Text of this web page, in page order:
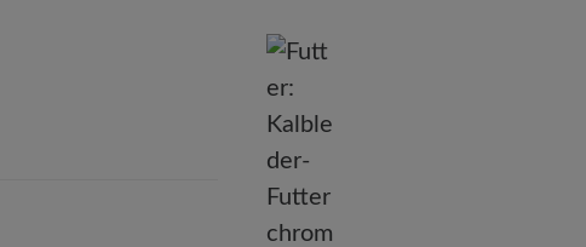
Str. 15/1, 74321 Bietigheim-Bissingen, Deutschland
kundenbetreuung@baer-schuhe.de
Telefon: 0800 51 65 65 56 (gebührenfrei)